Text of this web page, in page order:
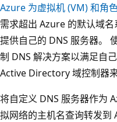
Azure 为虚拟机 (VM) 和角
需求超出 Azure 的默认域
提供自己的 DNS 服务器。
制 DNS 解决方案以满足自
Active Directory 域控制器
将自定义 DNS 服务器作为
拟网络的主机名查询转发到